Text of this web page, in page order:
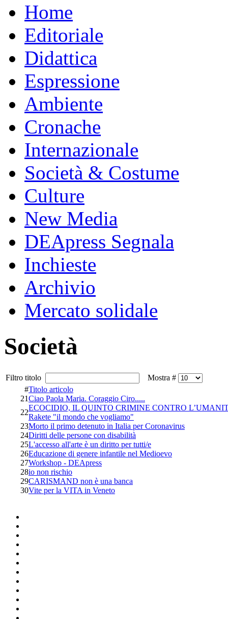
Home
Editoriale
Didattica
Espressione
Ambiente
Cronache
Internazionale
Società & Costume
Culture
New Media
DEApress Segnala
Inchieste
Archivio
Mercato solidale
Società
Filtro titolo
Mostra #
#Titolo articolo
21Ciao Paola Maria. Coraggio Ciro.....
22
ECOCIDIO, IL QUINTO CRIMINE CONTRO
Rakete "il mondo che vogliamo"
23Morto il primo detenuto in Italia per Coronavirus
24Diritti delle persone con disabilità
25L'accesso all'arte è un diritto per tutti/e
26Educazione di genere infantile nel Medioevo
27Workshop - DEApress
28io non rischio
29CARISMAND non è una banca
30Vite per la VITA in Veneto